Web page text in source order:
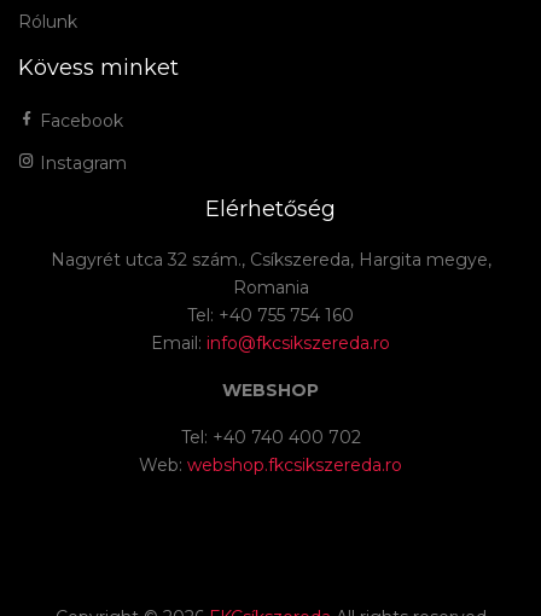
Rólunk
Kövess minket
Facebook
Instagram
Elérhetőség
Nagyrét utca 32 szám., Csíkszereda, Hargita megye,
Romania
Tel: +40 755 754 160
Email: info@fkcsikszereda.ro
WEBSHOP
Tel: +40 740 400 702
Web: webshop.fkcsikszereda.ro